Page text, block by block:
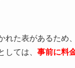
れた表があるため
しては、 事前に料